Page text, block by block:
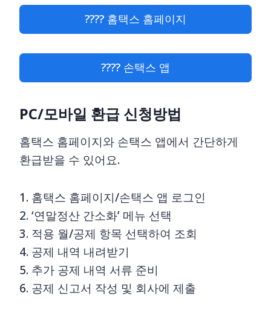
???? 홈택스 홈페이지
???? 손택스 앱
PC/모바일 환급 신청방법
홈택스 홈페이지와 손택스 앱에서 간단하게
환급받을 수 있어요.
1. 홈택스 홈페이지/손택스 앱 로그인
2. ‘연말정산 간소화’ 메뉴 선택
3. 적용 월/공제 항목 선택하여 조회
4. 공제 내역 내려받기
5. 추가 공제 내역 서류 준비
6. 공제 신고서 작성 및 회사에 제출